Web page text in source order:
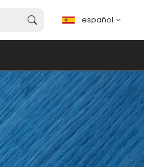
español
español
English
français
português